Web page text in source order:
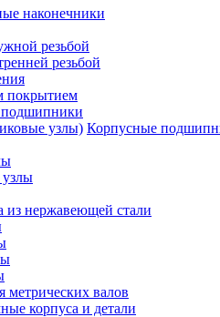
наконечники
резьбой
резьбой
покрытием
Корпусные
нержавеющей стали
валов
корпуса и детали